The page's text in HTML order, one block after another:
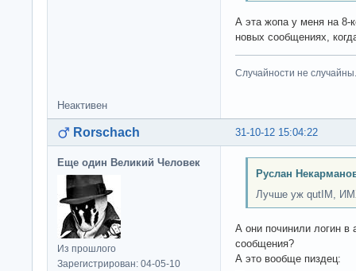
А эта жопа у меня на 8-
новых сообщениях,
Случайности не случайны.
Неактивен
31-10-12 15:04:22
Rorschach
Еще один Великий Человек
Из прошлого
Зарегистрирован: 04-05-10
Руслан
Лучше уж qutIM,
А они починили логин в
сообщения?
А это вообще пиздец: